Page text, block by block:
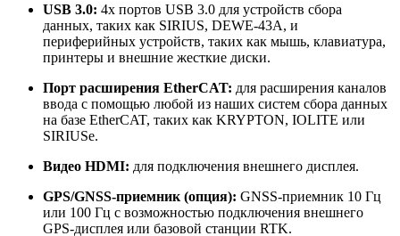
USB 3.0: 4x портов USB 3.0 для устройств сбора
данных, таких как SIRIUS, DEWE-43A, и
периферийных устройств, таких как мышь, клавиатура,
принтеры и внешние жесткие диски.
Порт расширения EtherCAT: для расширения каналов
ввода с помощью любой из наших систем сбора данных
на базе EtherCAT, таких как KRYPTON, IOLITE или
SIRIUSe.
Видео HDMI: для подключения внешнего дисплея.
GPS/GNSS-приемник (опция): GNSS-приемник 10 Гц
или 100 Гц с возможностью подключения внешнего
GPS-дисплея или базовой станции RTK.